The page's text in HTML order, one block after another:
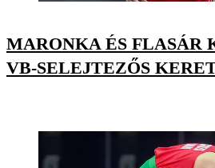
MARONKA ÉS FLASÁR
VB-SELEJTEZŐS